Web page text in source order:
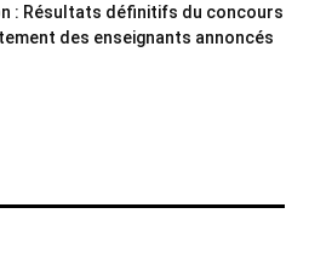
: Résultats définitifs du concours
des enseignants annoncés